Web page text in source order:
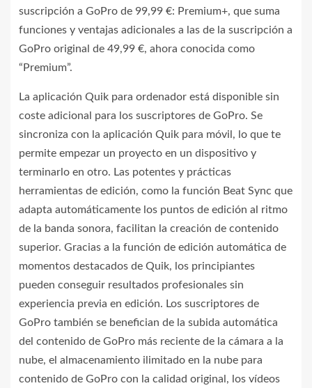
suscripción a GoPro de 99,99 €: Premium+, que suma
funciones y ventajas adicionales a las de la suscripción a
GoPro original de 49,99 €, ahora conocida como
“Premium”.
La aplicación Quik para ordenador está disponible sin
coste adicional para los suscriptores de GoPro. Se
sincroniza con la aplicación Quik para móvil, lo que te
permite empezar un proyecto en un dispositivo y
terminarlo en otro. Las potentes y prácticas
herramientas de edición, como la función Beat Sync que
adapta automáticamente los puntos de edición al ritmo
de la banda sonora, facilitan la creación de contenido
superior. Gracias a la función de edición automática de
momentos destacados de Quik, los principiantes
pueden conseguir resultados profesionales sin
experiencia previa en edición. Los suscriptores de
GoPro también se benefician de la subida automática
del contenido de GoPro más reciente de la cámara a la
nube, el almacenamiento ilimitado en la nube para
contenido de GoPro con la calidad original, los vídeos